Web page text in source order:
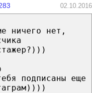
02.10.2016
ничего нет,
подписаны еще